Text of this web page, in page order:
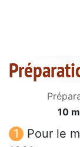
10
Pour le